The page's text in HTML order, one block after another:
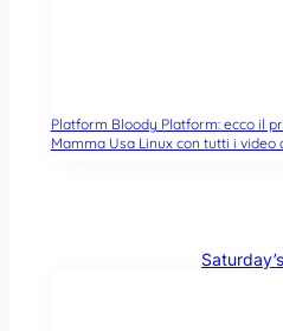
Platform Bloody Platform: ecco il
Mamma Usa Linux con tutti i video